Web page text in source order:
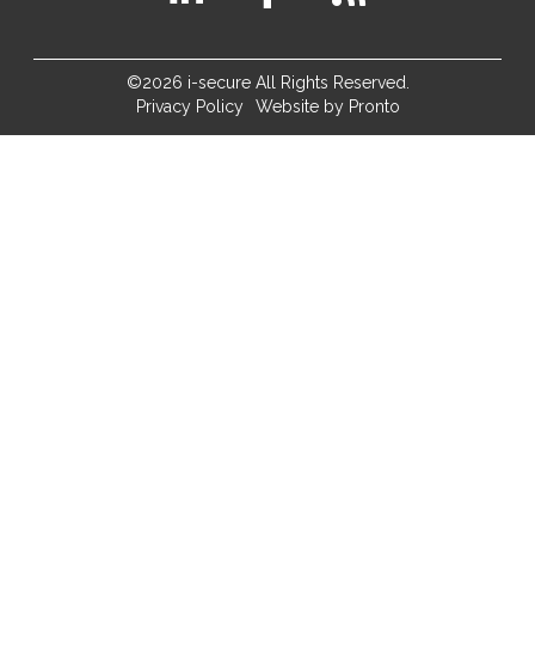
©2026 i-secure All Rights Reserved.
Privacy Policy
Website by Pronto